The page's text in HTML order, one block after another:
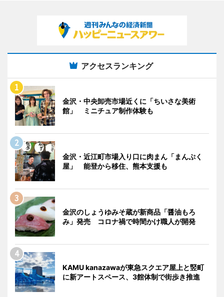
アクセスランキング
金沢・中央卸売市場近くに「ちいさな美術
館」 ミニチュア制作体験も
金沢・近江町市場入り口に肉まん「まんぷく
屋」 能登から移住、熊本支援も
金沢のしょうゆみそ蔵が新商品「醤油もろ
み」発売 コロナ禍で時間かけ職人が開発
KAMU kanazawaが東急スクエア屋上と竪町
に新アートスペース、3館体制で街歩き推進